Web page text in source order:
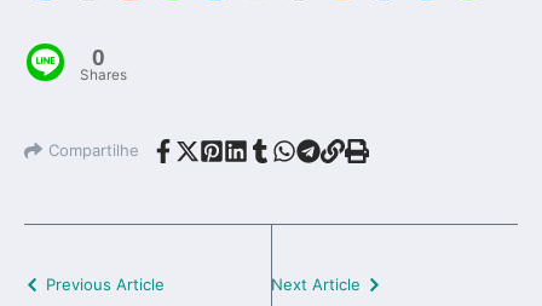
0
Shares
Compartilhe
Previous Article Next Article